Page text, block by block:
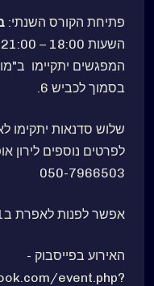
פתיחת הקורס השנתי:
השעות 18:00 – 21:00
המפגשים יתקיימו
בסמוך לכביש 6.
שלוש סדנאות יתקימו
050-7966503
אפשר לפנות לאפרת ב08-6340041
האירוע בפייסבוק -
event.php?